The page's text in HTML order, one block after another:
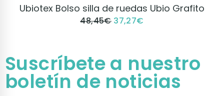
VER PRODUCTO
Ubiotex Bolso silla de ruedas Ubio Grafito
48,45€ 37,27€
Suscríbete a nuestro
boletín de noticias